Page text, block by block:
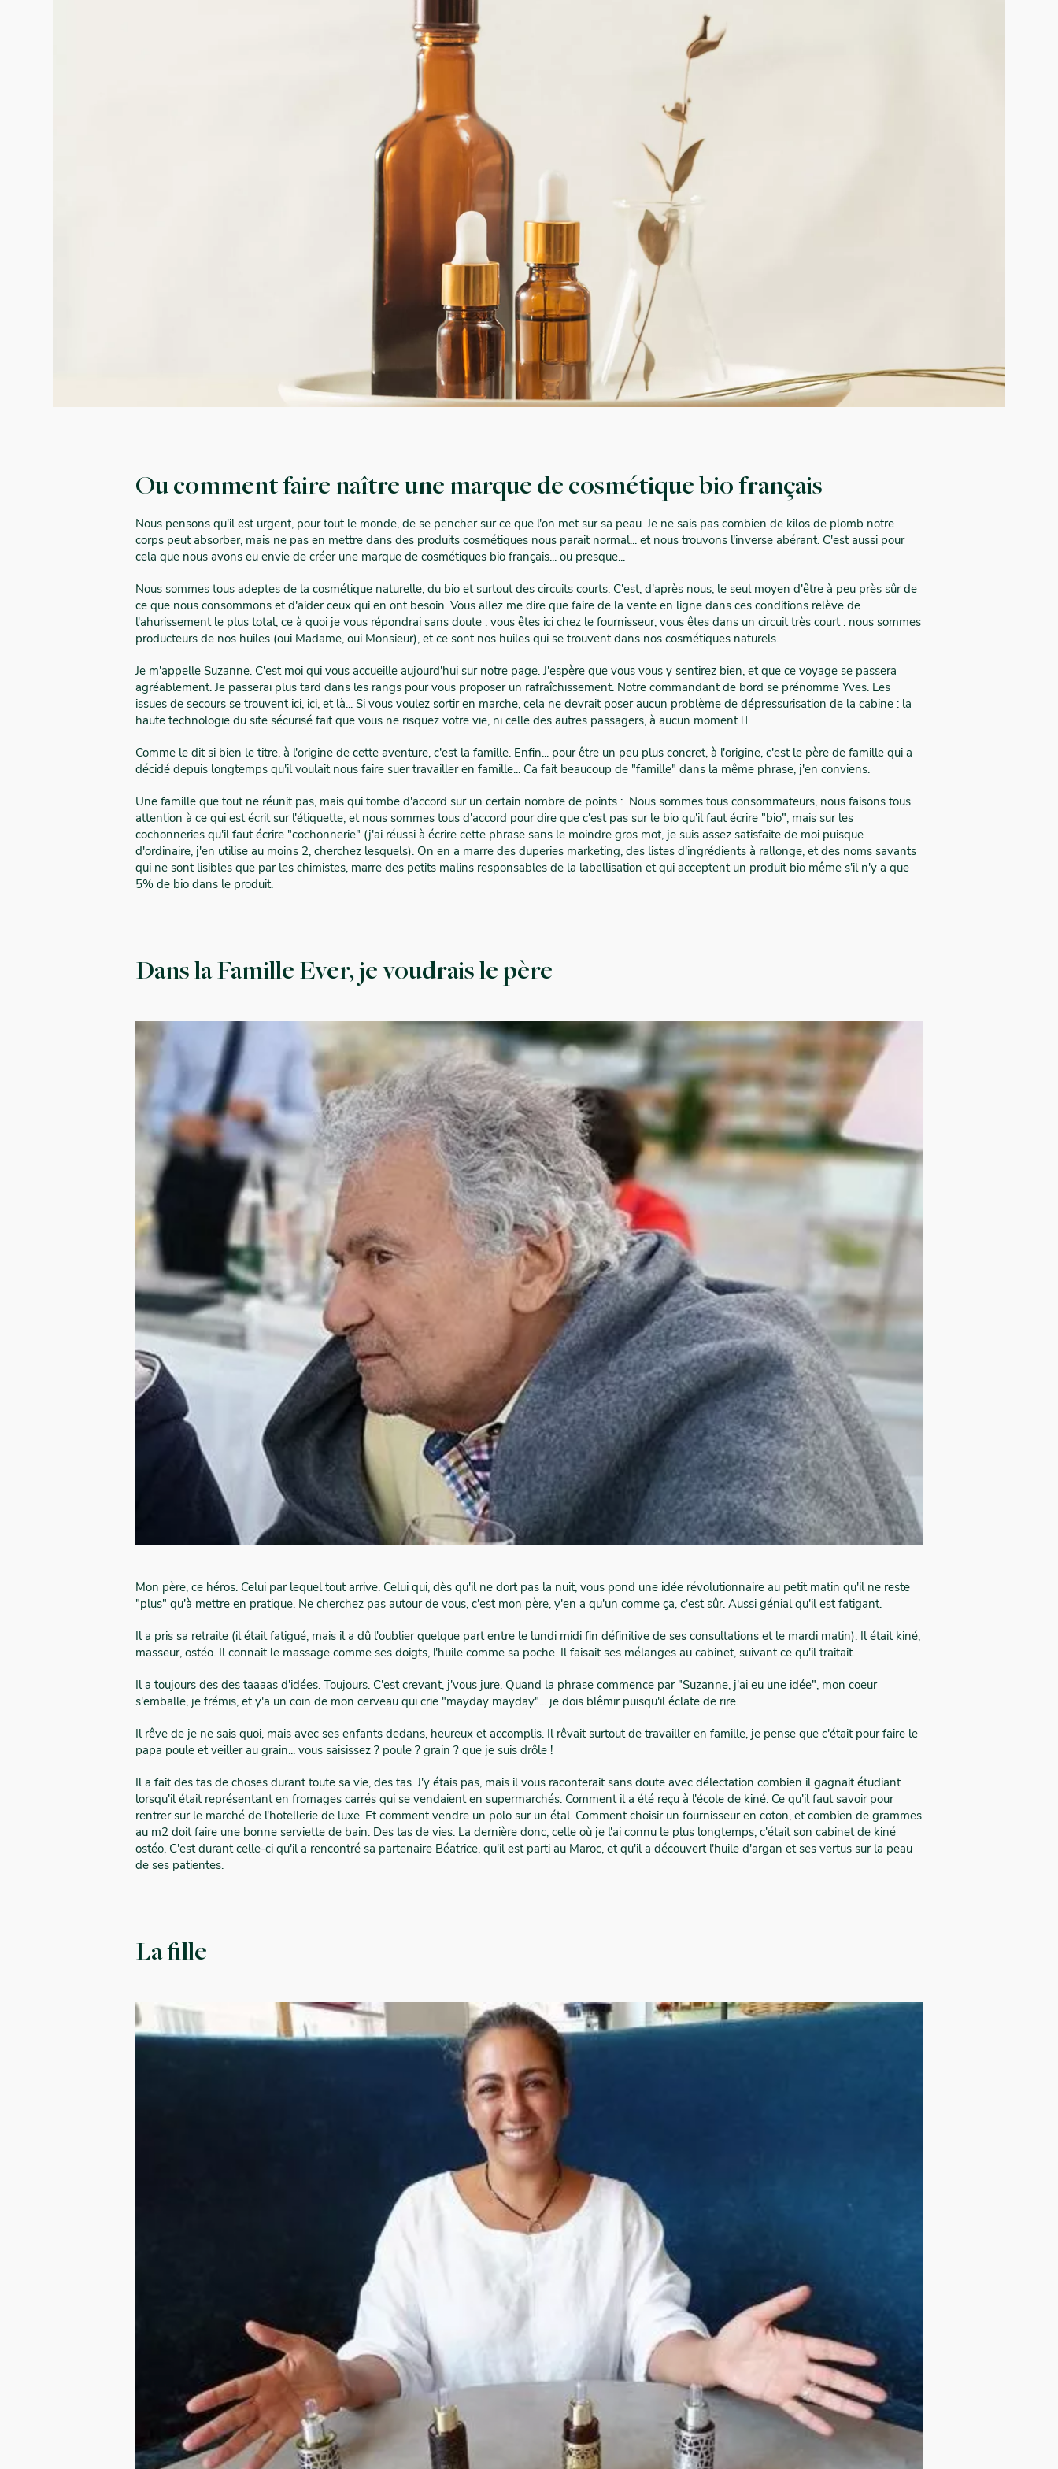
Ou comment faire naître une marque de cosmétique bio français
Nous pensons qu'il est urgent, pour tout le monde, de se pencher sur ce que l'on met sur sa peau. Je ne sais pas combien de kilos de plomb notre
corps peut absorber, mais ne pas en mettre dans des produits cosmétiques nous parait normal... et nous trouvons l'inverse abérant. C'est aussi pour
cela que nous avons eu envie de créer une marque de cosmétiques bio français... ou presque...
Nous sommes tous adeptes de la cosmétique naturelle, du bio et surtout des circuits courts. C'est, d'après nous, le seul moyen d'être à peu près sûr de
ce que nous consommons et d'aider ceux qui en ont besoin. Vous allez me dire que faire de la vente en ligne dans ces conditions relève de
l'ahurissement le plus total, ce à quoi je vous répondrai sans doute : vous êtes ici chez le fournisseur, vous êtes dans un circuit très court : nous sommes
producteurs de nos huiles (oui Madame, oui Monsieur), et ce sont nos huiles qui se trouvent dans nos cosmétiques naturels.
Je m'appelle Suzanne. C'est moi qui vous accueille aujourd'hui sur notre page. J'espère que vous vous y sentirez bien, et que ce voyage se passera
agréablement. Je passerai plus tard dans les rangs pour vous proposer un rafraîchissement. Notre commandant de bord se prénomme Yves. Les
issues de secours se trouvent ici, ici, et là... Si vous voulez sortir en marche, cela ne devrait poser aucun problème de dépressurisation de la cabine : la
haute technologie du site sécurisé fait que vous ne risquez votre vie, ni celle des autres passagers, à aucun moment 
Comme le dit si bien le titre, à l'origine de cette aventure, c'est la famille. Enfin... pour être un peu plus concret, à l'origine, c'est le père de famille qui a
décidé depuis longtemps qu'il voulait nous faire suer travailler en famille... Ca fait beaucoup de "famille" dans la même phrase, j'en conviens.
Une famille que tout ne réunit pas, mais qui tombe d'accord sur un certain nombre de points : Nous sommes tous consommateurs, nous faisons tous
attention à ce qui est écrit sur l'étiquette, et nous sommes tous d'accord pour dire que c'est pas sur le bio qu'il faut écrire "bio", mais sur les
cochonneries qu'il faut écrire "cochonnerie" (j'ai réussi à écrire cette phrase sans le moindre gros mot, je suis assez satisfaite de moi puisque
d'ordinaire, j'en utilise au moins 2, cherchez lesquels). On en a marre des duperies marketing, des listes d'ingrédients à rallonge, et des noms savants
qui ne sont lisibles que par les chimistes, marre des petits malins responsables de la labellisation et qui acceptent un produit bio même s'il n'y a que
5% de bio dans le produit.
Dans la Famille Ever, je voudrais le père
Mon père, ce héros. Celui par lequel tout arrive. Celui qui, dès qu'il ne dort pas la nuit, vous pond une idée révolutionnaire au petit matin qu'il ne reste
"plus" qu'à mettre en pratique. Ne cherchez pas autour de vous, c'est mon père, y'en a qu'un comme ça, c'est sûr. Aussi génial qu'il est fatigant.
Il a pris sa retraite (il était fatigué, mais il a dû l'oublier quelque part entre le lundi midi fin définitive de ses consultations et le mardi matin). Il était kiné,
masseur, ostéo. Il connait le massage comme ses doigts, l'huile comme sa poche. Il faisait ses mélanges au cabinet, suivant ce qu'il traitait.
Il a toujours des des taaaas d'idées. Toujours. C'est crevant, j'vous jure. Quand la phrase commence par "Suzanne, j'ai eu une idée", mon coeur
s'emballe, je frémis, et y'a un coin de mon cerveau qui crie "mayday mayday"... je dois blêmir puisqu'il éclate de rire.
Il rêve de je ne sais quoi, mais avec ses enfants dedans, heureux et accomplis. Il rêvait surtout de travailler en famille, je pense que c'était pour faire le
papa poule et veiller au grain... vous saisissez ? poule ? grain ? que je suis drôle !
Il a fait des tas de choses durant toute sa vie, des tas. J'y étais pas, mais il vous raconterait sans doute avec délectation combien il gagnait étudiant
lorsqu'il était représentant en fromages carrés qui se vendaient en supermarchés. Comment il a été reçu à l'école de kiné. Ce qu'il faut savoir pour
rentrer sur le marché de l'hotellerie de luxe. Et comment vendre un polo sur un étal. Comment choisir un fournisseur en coton, et combien de grammes
au m2 doit faire une bonne serviette de bain. Des tas de vies. La dernière donc, celle où je l'ai connu le plus longtemps, c'était son cabinet de kiné
ostéo. C'est durant celle-ci qu'il a rencontré sa partenaire Béatrice, qu'il est parti au Maroc, et qu'il a découvert l'huile d'argan et ses vertus sur la peau
de ses patientes.
La fille